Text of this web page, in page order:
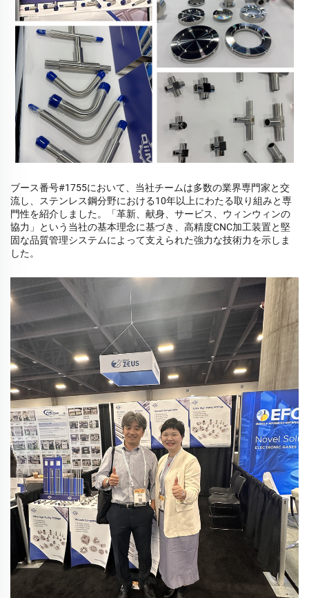
ブース番号#1755において、当社チームは多数の業界専門家と交
流し、ステンレス鋼分野における10年以上にわたる取り組みと専
門性を紹介しました。「革新、献身、サービス、ウィンウィンの
協力」という当社の基本理念に基づき、高精度CNC加工装置と堅
固な品質管理システムによって支えられた強力な技術力を示しま
した。